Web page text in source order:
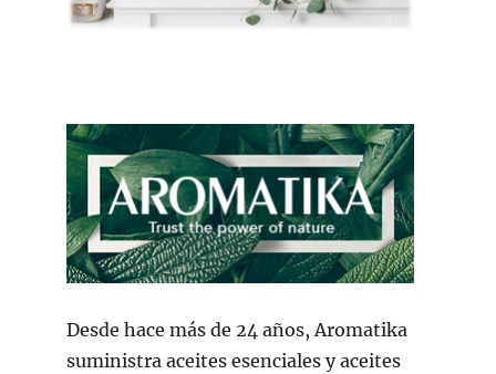
Desde hace más de 24 años, Aromatika
suministra aceites esenciales y aceites